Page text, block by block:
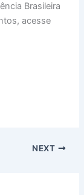
Brasileira
acesse
NEXT